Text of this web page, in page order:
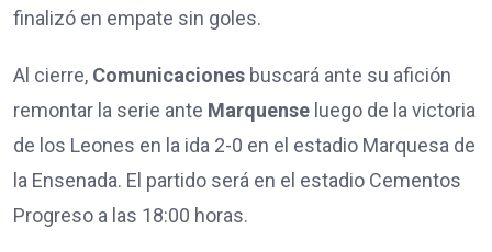
finalizó en empate sin goles.
Al cierre, Comunicaciones buscará ante su afición
remontar la serie ante Marquense luego de la victoria
de los Leones en la ida 2-0 en el estadio Marquesa de
la Ensenada. El partido será en el estadio Cementos
Progreso a las 18:00 horas.